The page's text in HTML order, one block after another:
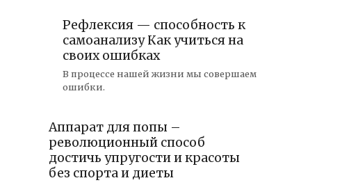
Рефлексия — способность к
самоанализу Как учиться на
своих ошибках
В процессе нашей жизни мы совершаем
ошибки.
Аппарат для попы –
революционный способ
достичь упругости и красоты
без спорта и диеты